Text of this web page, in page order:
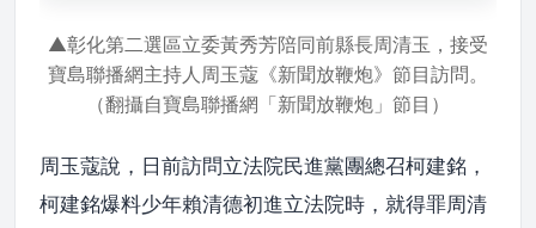
▲彰化第二選區立委黃秀芳陪同前縣長周清玉，接受
寶島聯播網主持人周玉蔻《新聞放鞭炮》節目訪問。
（翻攝自寶島聯播網「新聞放鞭炮」節目）
周玉蔻說，日前訪問立法院民進黨團總召柯建銘，
柯建銘爆料少年賴清德初進立法院時，就得罪周清